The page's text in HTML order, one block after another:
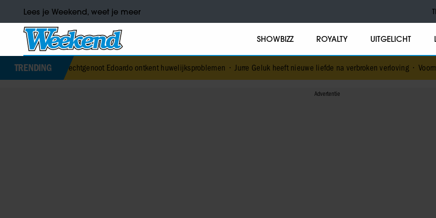
Lees je Weekend, weet je meer
SHOWBIZZ ROYALTY UITGELICHT
TRENDING
echtgenoot Edoardo ontkent huwelijksproblemen•Jurre Geluk heeft nieuwe liefde na verbroken verloving•Voormalig prins